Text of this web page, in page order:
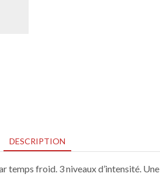
DESCRIPTION
temps froid. 3 niveaux d’intensité. Une